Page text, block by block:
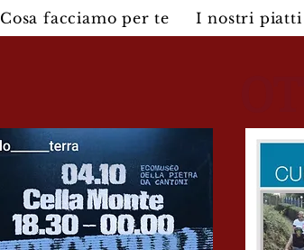
Cosa facciamo per te I nostri piatti